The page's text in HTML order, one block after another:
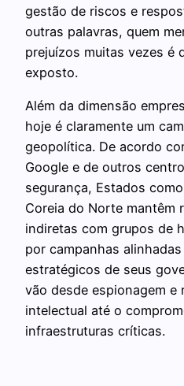
gestão de riscos e
outras palavras, quem
prejuízos muitas vezes é
exposto.
Além da dimensão
hoje é claramente um
geopolítica. De acordo
Google e de outros
segurança, Estados
Coreia do Norte mantêm
indiretas com grupos de
por campanhas
estratégicos de seus
vão desde espionagem e
intelectual até o
infraestruturas críticas.